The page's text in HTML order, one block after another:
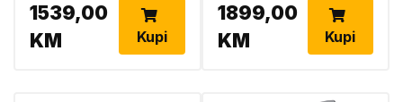
1539,00
KM
Kupi
1899,00
KM
Kupi